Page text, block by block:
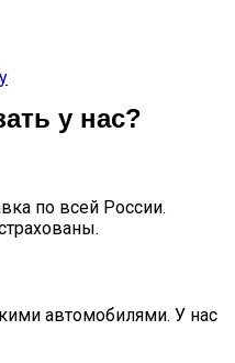
у нас?
по всей России.
автомобилями. У нас